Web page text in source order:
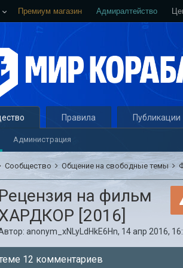
Премиум магазин Адмиралтейство
Администрация
Правила Публикации
Сообщество Общение на свободные темы
Рецензия на фильм
[2016]
anonym_xNLyLdHkE6Hn, 14 апр 2016,
12 комментариев